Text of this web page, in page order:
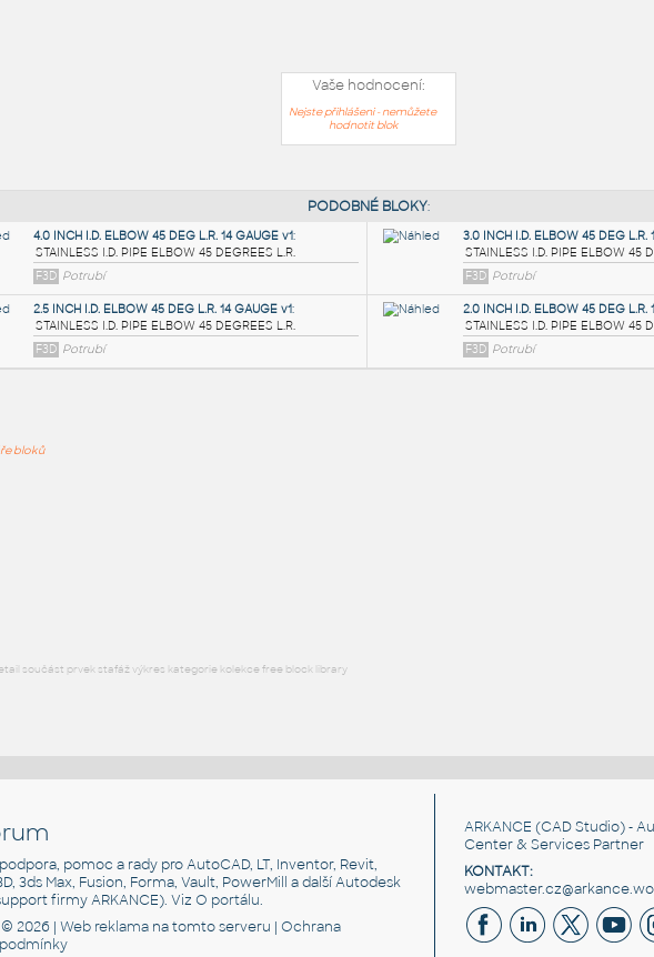
Vaše hodnocení:
Nejste přihlášeni - nemůžete
hodnotit blok
bloků
součást prvek stafáž výkres kategorie kolekce free block library
pomoc a rady pro AutoCAD, LT, Inventor, Revit,
3ds Max, Fusion, Forma, Vault, PowerMill a další Autodesk
firmy ARKANCE). VizO portálu.
2026 |Web reklama na tomto serveru |Ochrana
ARKANCE (CAD Studio) -
Center & Services Partner
KONTAKT: